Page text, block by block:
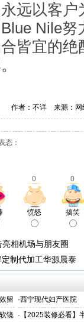
远以客
Nile努
皆宜的
作者：不详 来源：
态：
0 0
愤怒 搞笑
相机场与朋友圈
制代加工华源晨泰
留
·西宁现代妇产医院
镜 · 【2025装修必看